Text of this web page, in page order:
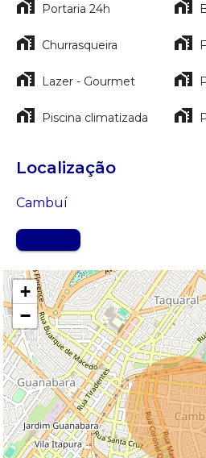
Portaria 24h
Churrasqueira
Lazer - Gourmet
Piscina climatizada
Localização
Cambuí
+
−